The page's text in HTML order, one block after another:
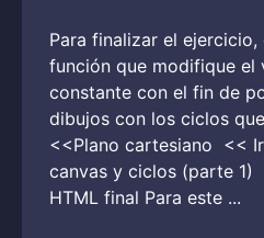
Para finalizar el ejercicio,
función que modifique el
constante con el fin de
dibujos con los ciclos
<<Plano cartesiano <<
canvas y ciclos (parte 1)
HTML final Para este ...